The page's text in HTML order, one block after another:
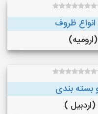
انواع ظروف
بسته بندی